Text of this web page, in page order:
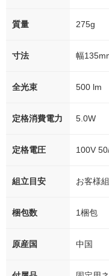
質量 275g
寸法 幅
全光束 500 lm
定格消費電力 5.0W
定格電圧 100V
組立目安 お客様
梱包数 1梱包
原産国 中国